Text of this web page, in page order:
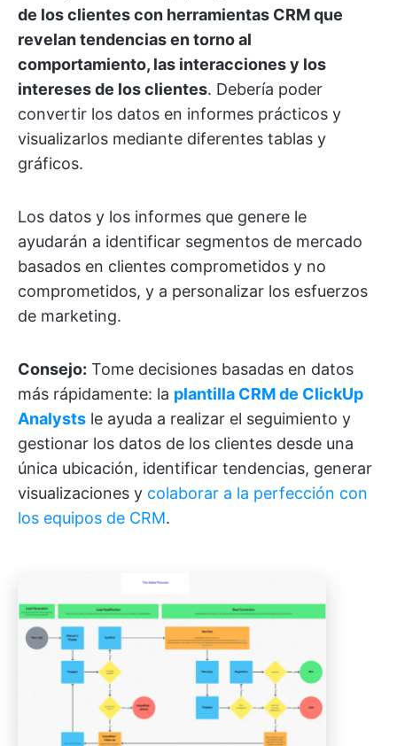
de los clientes con herramientas CRM que
revelan tendencias en torno al
comportamiento, las interacciones y los
intereses de los clientes. Debería poder
convertir los datos en informes prácticos y
visualizarlos mediante diferentes tablas y
gráficos.
Los datos y los informes que genere le
ayudarán a identificar segmentos de mercado
basados en clientes comprometidos y no
comprometidos, y a personalizar los esfuerzos
de marketing.
Consejo: Tome decisiones basadas en datos
más rápidamente: la plantilla CRM de ClickUp
Analysts le ayuda a realizar el seguimiento y
gestionar los datos de los clientes desde una
única ubicación, identificar tendencias, generar
visualizaciones y colaborar a la perfección con
los equipos de CRM.